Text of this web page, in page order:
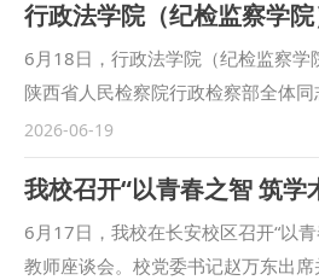
共安全、民生发展等领域开展多维
表示，中非交往是文明间的对话，
程中焕发出的新光彩，政治与公共
度融合政治学治理视角与完整法学学
台建设嵌入学院学科发展、人才培
完善运行机制、拓展研究维度、丰富
特色品牌智库，期盼与会专家畅抒
中非深度合作新路径，以文明互鉴扬
6月18日，行政法学院（纪检监察学
陕西省人民检察院行政检察部全体
开展“传承红色基因 培树优良作风”主
记高翔、陕西省人民检察院第七检
在关中革命纪念馆，全体党员先后
命历史展”“习仲勋同志生平陈列展”“
脉”三大主题展区，通过观看珍贵的
2026-06-19
6月17日，我校在长安校区召开“以
教师座谈会。校党委书记赵万东出